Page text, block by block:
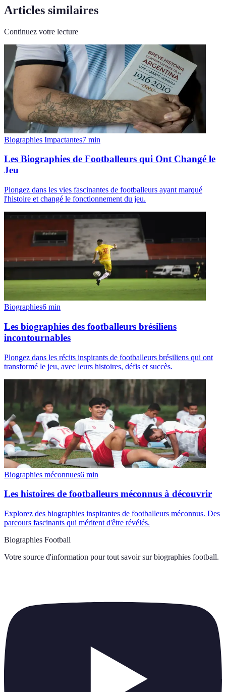
Articles similaires
Continuez votre lecture
Biographies Impactantes7 min
Les Biographies de Footballeurs qui Ont Changé le
Jeu
Plongez dans les vies fascinantes de footballeurs ayant marqué
l'histoire et changé le fonctionnement du jeu.
Biographies6 min
Les biographies des footballeurs brésiliens
incontournables
Plongez dans les récits inspirants de footballeurs brésiliens qui ont
transformé le jeu, avec leurs histoires, défis et succès.
Biographies méconnues6 min
Les histoires de footballeurs méconnus à découvrir
Explorez des biographies inspirantes de footballeurs méconnus. Des
parcours fascinants qui méritent d'être révélés.
Biographies Football
Votre source d'information pour tout savoir sur biographies football.